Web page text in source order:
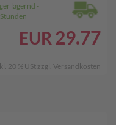
lagernd -
EUR 29.77
20 % USt zzgl. Versandkosten